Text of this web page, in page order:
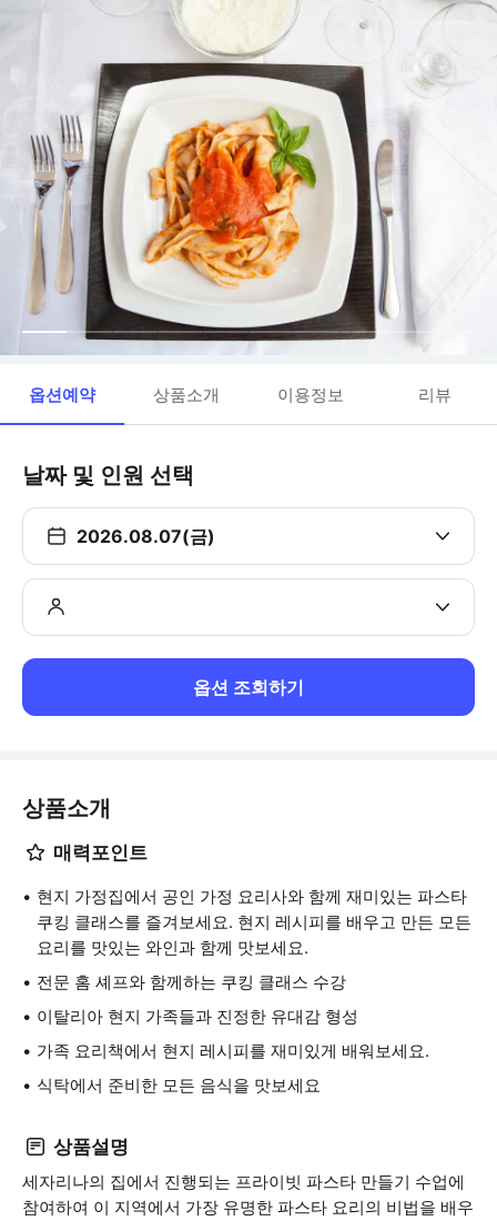
옵션예약 상품소개 이용정보 리뷰
날짜 및 인원 선택
2026.08.07(금)
옵션 조회하기
상품소개
매력포인트
현지 가정집에서 공인 가정 요리사와 함께 재미있는 파스타
쿠킹 클래스를 즐겨보세요. 현지 레시피를 배우고 만든 모든
요리를 맛있는 와인과 함께 맛보세요.
전문 홈 셰프와 함께하는 쿠킹 클래스 수강
이탈리아 현지 가족들과 진정한 유대감 형성
가족 요리책에서 현지 레시피를 재미있게 배워보세요.
식탁에서 준비한 모든 음식을 맛보세요
상품설명
세자리나의 집에서 진행되는 프라이빗 파스타 만들기 수업에
참여하여 이 지역에서 가장 유명한 파스타 요리의 비법을 배우